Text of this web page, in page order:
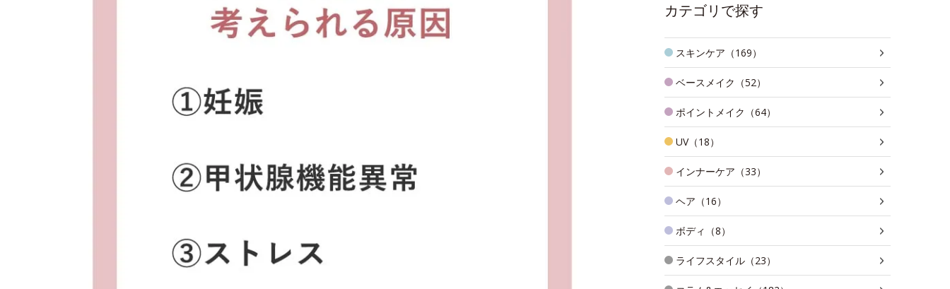
カテゴリで探す
スキンケア（169）
ベースメイク（52）
ポイントメイク（64）
UV（18）
インナーケア（33）
ヘア（16）
ボディ（8）
ライフスタイル（23）